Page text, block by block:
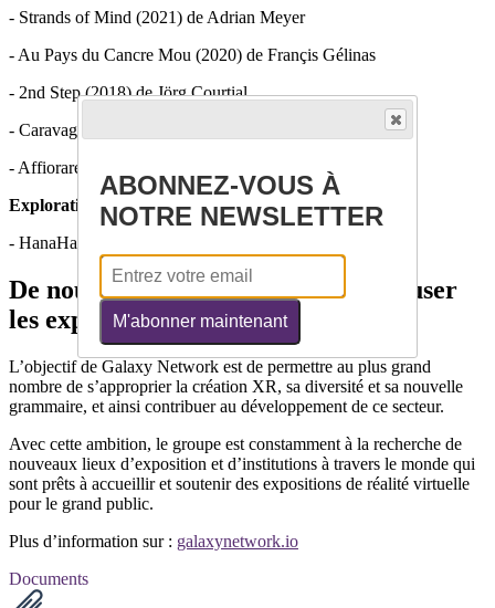
- Strands of Mind (2021) de Adrian Meyer
- Au Pays du Cancre Mou (2020) de Françis Gélinas
- 2nd Step (2018) de Jörg Courtial
- Caravage (2019) Matthieu Von Eeckhout
- Affiorare/Surfacing (2022) de Rossella Schillaci
Exploration collective
- HanaHana Multi-Bloom (2022) de Mélodie Mousset
De nouvelles opportunités pour diffuser
les expériences immersives
L’objectif de Galaxy Network est de permettre au plus grand
nombre de s’approprier la création XR, sa diversité et sa nouvelle
grammaire, et ainsi contribuer au développement de ce secteur.
Avec cette ambition, le groupe est constamment à la recherche de
nouveaux lieux d’exposition et d’institutions à travers le monde qui
sont prêts à accueillir et soutenir des expositions de réalité virtuelle
pour le grand public.
Plus d’information sur : galaxynetwork.io
Documents
ABONNEZ-VOUS À
NOTRE NEWSLETTER
M'abonner maintenant